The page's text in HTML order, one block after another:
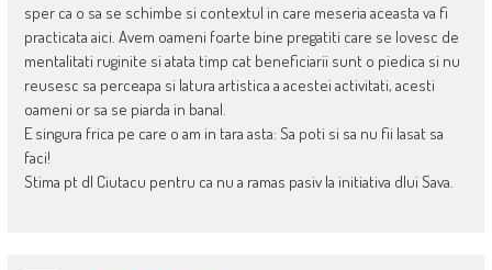
sper ca o sa se schimbe si contextul in care meseria aceasta va fi
practicata aici. Avem oameni foarte bine pregatiti care se lovesc de
mentalitati ruginite si atata timp cat beneficiarii sunt o piedica si nu
reusesc sa perceapa si latura artistica a acestei activitati, acesti
oameni or sa se piarda in banal.
E singura frica pe care o am in tara asta: Sa poti si sa nu fii lasat sa
faci!
Stima pt dl Ciutacu pentru ca nu a ramas pasiv la initiativa dlui Sava.